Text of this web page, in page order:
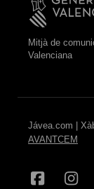
Mitjà de
Valenciana
Jávea.com |
AVANTCEM